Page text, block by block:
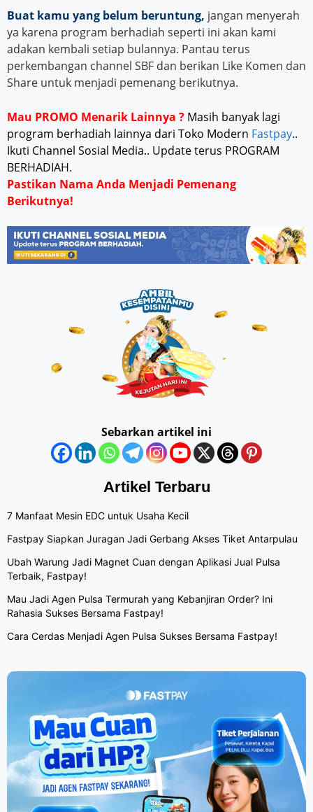
Buat kamu yang belum beruntung, jangan menyerah
ya karena program berhadiah seperti ini akan kami
adakan kembali setiap bulannya. Pantau terus
perkembangan channel SBF dan berikan Like Komen dan
Share untuk menjadi pemenang berikutnya.
Mau PROMO Menarik Lainnya ? Masih banyak lagi
program berhadiah lainnya dari Toko Modern Fastpay..
Ikuti Channel Sosial Media.. Update terus PROGRAM
BERHADIAH.
Pastikan Nama Anda Menjadi Pemenang
Berikutnya!
Sebarkan artikel ini
Artikel Terbaru
7 Manfaat Mesin EDC untuk Usaha Kecil
Fastpay Siapkan Juragan Jadi Gerbang Akses Tiket Antarpulau
Ubah Warung Jadi Magnet Cuan dengan Aplikasi Jual Pulsa
Terbaik, Fastpay!
Mau Jadi Agen Pulsa Termurah yang Kebanjiran Order? Ini
Rahasia Sukses Bersama Fastpay!
Cara Cerdas Menjadi Agen Pulsa Sukses Bersama Fastpay!